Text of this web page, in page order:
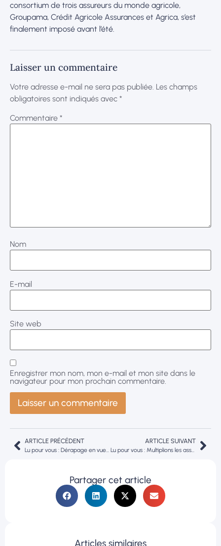
Partager cet article
Articles similaires
consortium de trois assureurs du monde agricole,
Groupama, Crédit Agricole Assurances et Agrica, s’est
finalement imposé avant l’été.
Laisser un commentaire
Votre adresse e-mail ne sera pas publiée. Les champs
obligatoires sont indiqués avec *
Commentaire *
Nom
E-mail
Site web
Enregistrer mon nom, mon e-mail et mon site dans le
navigateur pour mon prochain commentaire.
ARTICLE PRÉCÉDENT
Lu pour vous : Dérapage en vue des dépenses de santé
ARTICLE SUIVANT
Lu pour vous : Multiplions les assemblées citoyennes collectives